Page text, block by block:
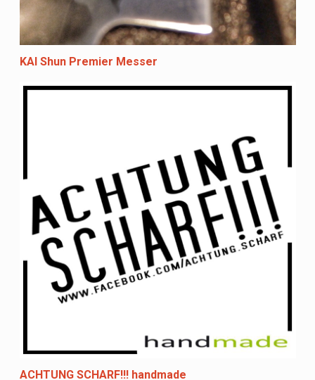
KAI Shun Premier Messer
ACHTUNG SCHARF!!! handmade